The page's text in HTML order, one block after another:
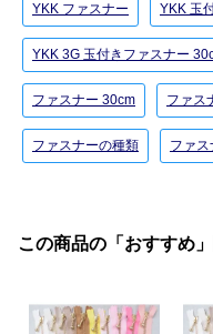
YKK ファスナー YKK 玉
YKK 3G 玉付きファスナー
ファスナー 30cm ファス
ファスナーの種類 ファス
この商品の「おすすめ